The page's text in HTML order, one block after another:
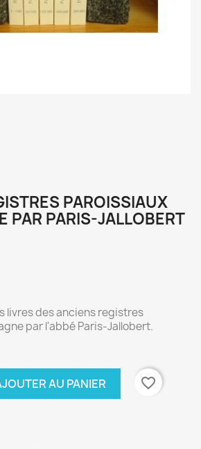
PAROISSIAUX
PAR PARIS-JALLOBERT
livres des anciens registres
par l'abbé Paris-Jallobert.
AU PANIER favorite_border